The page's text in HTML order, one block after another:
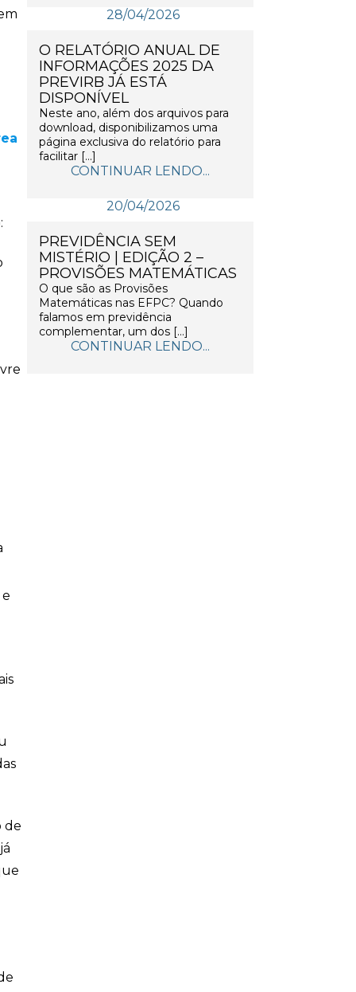
de
28/04/2026
O RELATÓRIO ANUAL DE
INFORMAÇÕES 2025 DA
PREVIRB JÁ ESTÁ
DISPONÍVEL
Neste ano, além dos arquivos para
download, disponibilizamos uma
página exclusiva do relatório para
facilitar […]
CONTINUAR LENDO...
20/04/2026
PREVIDÊNCIA SEM
MISTÉRIO | EDIÇÃO 2 –
PROVISÕES MATEMÁTICAS
O que são as Provisões
Matemáticas nas EFPC? Quando
falamos em previdência
complementar, um dos […]
CONTINUAR LENDO...